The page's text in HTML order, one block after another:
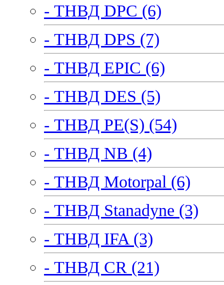
- ТНВД DPC (6)
- ТНВД DPS (7)
- ТНВД EPIC (6)
- ТНВД DES (5)
- ТНВД PE(S) (54)
- ТНВД NB (4)
- ТНВД Motorpal (6)
- ТНВД Stanadyne (3)
- ТНВД IFA (3)
- ТНВД CR (21)